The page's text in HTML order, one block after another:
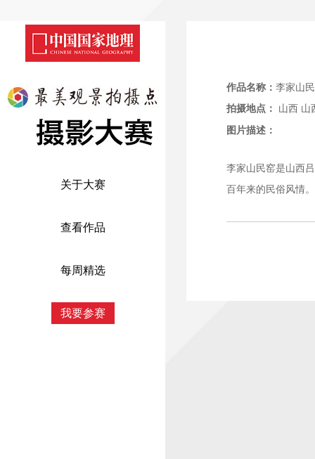
关于大赛
查看作品
每周精选
我要参赛
作品名称： 李家山
拍摄地点：
山西 山
图片描述：
李家山民窑是山西
百年来的民俗风情。